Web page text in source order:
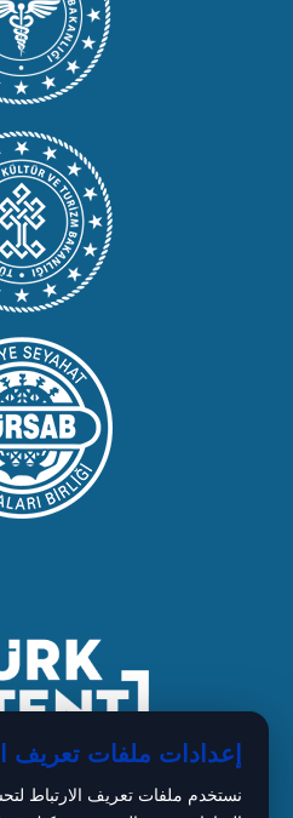
إعدادات ملفات تعريف
نستخدم ملفات تعريف الارتباط